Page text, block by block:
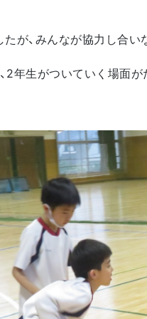
が、みんなが協力し合い
2年生がついていく場面が